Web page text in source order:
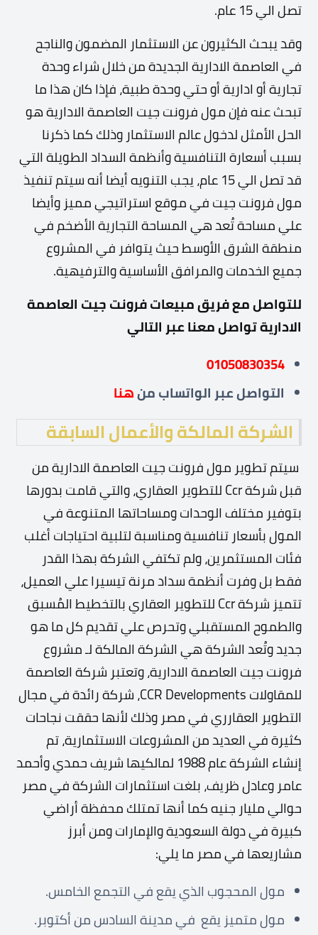
تصل الي 15 عام.
وقد يبحث الكثيرون عن الاستثمار المضمون والناجح
في العاصمة الادارية الجديدة من خلال شراء وحدة
تجارية أو ادارية أو حتي وحدة طبية، فإذا كان هذا ما
تبحث عنه فإن مول فرونت جيت العاصمة الادارية هو
الحل الأمثل لدخول عالم الاستثمار وذلك كما ذكرنا
بسبب أسعارة التنافسية وأنظمة السداد الطويلة التي
قد تصل الي 15 عام، يجب التنويه أيضا أنه سيتم تنفيذ
مول فرونت جيت في موقع استراتيجي مميز وأيضا
علي مساحة تُعد هي المساحة التجارية الأضخم في
منطقة الشرق الأوسط حيث يتوافر في المشروع
جميع الخدمات والمرافق الأساسية والترفيهية.
للتواصل مع فريق مبيعات فرونت جيت العاصمة
الادارية تواصل معنا عبر التالي
01050830354
التواصل عبرالواتساب منهنا
الشركة المالكة والأعمال السابقة
سيتم تطوير مول فرونت جيت العاصمة الادارية من
قبل شركة Ccr للتطوير العقاري، والتي قامت بدورها
بتوفير مختلف الوحدات ومساحاتها المتنوعة في
المول بأسعار تنافسية ومناسبة لتلبية احتياجات أغلب
فئات المستثمرين، ولم تكتفي الشركة بهذا القدر
فقط بل وفرت أنظمة سداد مرنة تيسيرا علي العميل،
تتميز شركة Ccr للتطوير العقاري بالتخطيط المُسبق
والطموح المستقبلي وتحرص علي تقديم كل ما هو
جديد وتُعد الشركة هي الشركة المالكة لـ مشروع
فرونت جيت العاصمة الادارية، وتعتبر شركة العاصمة
للمقاولات CCR Developments، شركة رائدة في مجال
التطوير العقارري في مصر وذلك لأنها حققت نجاحات
كثيرة في العديد من المشروعات الاستثمارية، تم
إنشاء الشركة عام 1988 لمالكيها شريف حمدي وأحمد
عامر وعادل ظريف، بلغت استثمارات الشركة في مصر
حوالي مليار جنيه كما أنها تمتلك محفظة أراضي
كبيرة في دولة السعودية والإمارات ومن أبرز
مشاريعها في مصر ما يلي:
مول المحجوب الذي يقع في التجمع الخامس.
مول متميز يقع في مدينة السادس من أكتوبر.